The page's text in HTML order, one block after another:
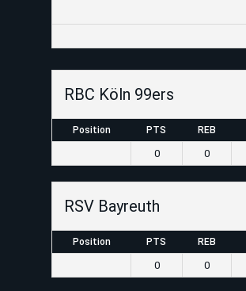
RBC Köln 99ers
Position PTS REB
0 0
RSV Bayreuth
Position PTS REB
0 0